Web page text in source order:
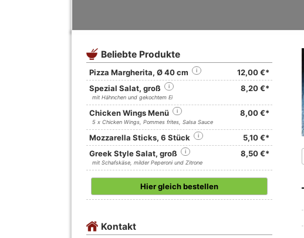
Beliebte Produkte
Pizza Margherita, Ø 40 cm i
12,00 €*
Spezial Salat, groß
i 8,20 €*
mit Hähnchen und gekochtem Ei
Chicken Wings Menü i 8,00 €*
5 x Chicken Wings, Pommes frites, Salsa Sauce
Mozzarella Sticks, 6 Stück i
5,10 €*
Greek Style Salat, groß
i 8,50 €*
mit Schafskäse, milder Peperoni und Zitrone
Hier gleich bestellen
Kontakt